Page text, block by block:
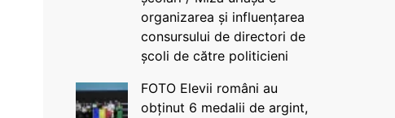
organizarea și influențarea
consursului de directori de
școli de către politicieni
FOTO Elevii români au
obținut 6 medalii de argint,